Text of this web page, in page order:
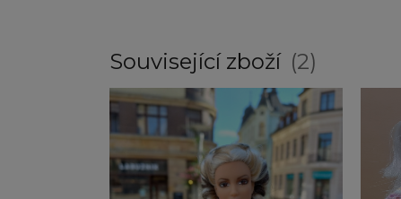
Související zboží 2